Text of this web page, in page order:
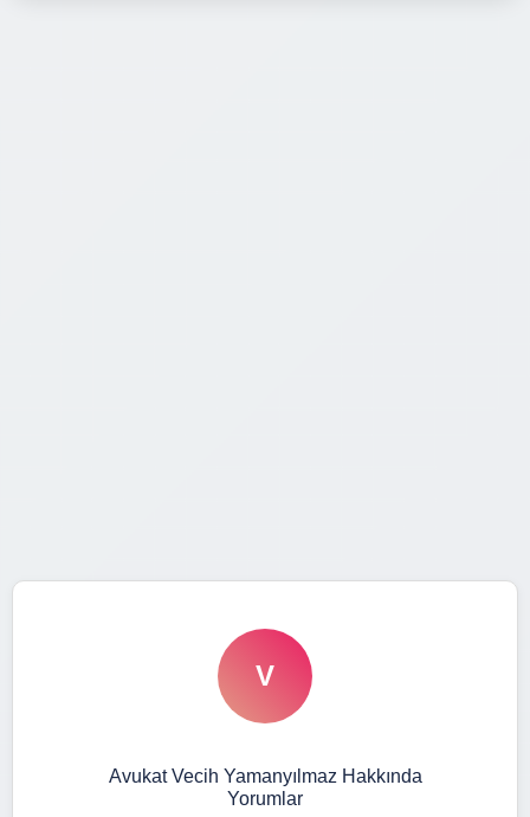
V
Avukat Vecih Yamanyılmaz Hakkında
Yorumlar